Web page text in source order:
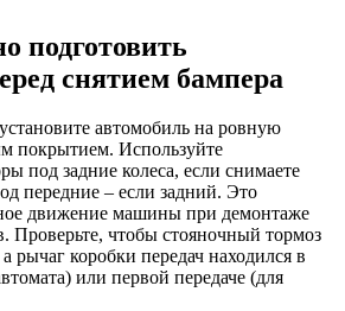
подготовить
снятием бампера
автомобиль на ровную
покрытием. Используйте
под задние колеса, если снимаете
передние – если задний. Это
движение машины при демонтаже
Проверьте, чтобы стояночный тормоз
рычаг коробки передач находился в
или первой передаче (для